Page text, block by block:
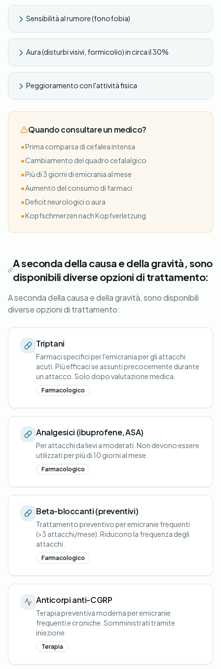
Sensibilità al rumore (fonofobia)
Aura (disturbi visivi, formicolio) in circa il 30%
Peggioramento con l'attività fisica
Quando consultare un medico?
•Prima comparsa di cefalea intensa
•Cambiamento del quadro cefalalgico
•Più di 3 giorni di emicrania al mese
•Aumento del consumo di farmaci
•Deficit neurologici o aura
•Kopfschmerzen nach Kopfverletzung
A seconda della causa e della gravità, sono
disponibili diverse opzioni di trattamento:
A seconda della causa e della gravità, sono disponibili
diverse opzioni di trattamento:
Triptani
Farmaci specifici per l'emicrania per gli attacchi
acuti. Più efficaci se assunti precocemente durante
un attacco. Solo dopo valutazione medica.
Farmacologico
Analgesici (ibuprofene, ASA)
Per attacchi da lievi a moderati. Non devono essere
utilizzati per più di 10 giorni al mese.
Farmacologico
Beta-bloccanti (preventivi)
Trattamento preventivo per emicranie frequenti
(>3 attacchi/mese). Riducono la frequenza degli
attacchi.
Farmacologico
Anticorpi anti-CGRP
Terapia preventiva moderna per emicranie
frequenti e croniche. Somministrati tramite
iniezione.
Terapia